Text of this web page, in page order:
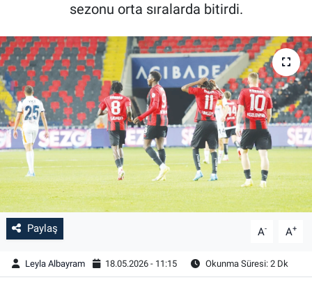
sezonu orta sıralarda bitirdi.
Paylaş A- A+
Leyla Albayram 18.05.2026 - 11:15 Okunma Süresi: 2 Dk